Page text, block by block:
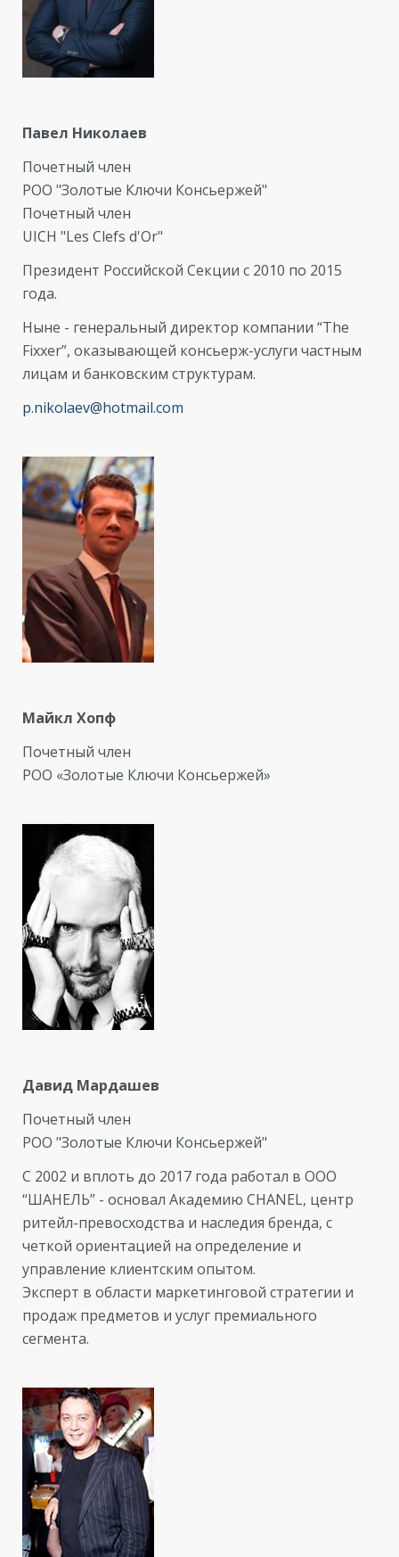
Павел Николаев
Почетный член
РОО "Золотые Ключи Консьержей"
Почетный член
UICH "Les Clefs d'Or"
Президент Российской Секции с 2010 по 2015
года.
Ныне - генеральный директор компании “The
Fixxer”, оказывающей консьерж-услуги частным
лицам и банковским структурам.
p.nikolaev@hotmail.com
Майкл Хопф
Почетный член
РОО «Золотые Ключи Консьержей»
Давид Мардашев
Почетный член
РОО "Золотые Ключи Консьержей"
C 2002 и вплоть до 2017 года работал в ООО
“ШАНЕЛЬ” - основал Академию CHANEL, центр
ритейл-превосходства и наследия бренда, с
четкой ориентацией на определение и
управление клиентским опытом.
Эксперт в области маркетинговой стратегии и
продаж предметов и услуг премиального
сегмента.